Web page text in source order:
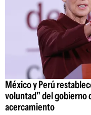
México y Perú
voluntad" del gobierno
acercamiento